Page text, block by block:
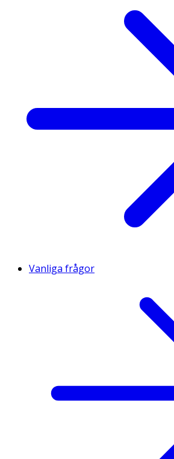
Vanliga frågor